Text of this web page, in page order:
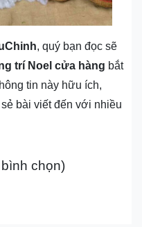
, quý bạn đọc sẽ
trí Noel cửa hàng bắt
tin này hữu ích,
bài viết đến với nhiều
chọn)